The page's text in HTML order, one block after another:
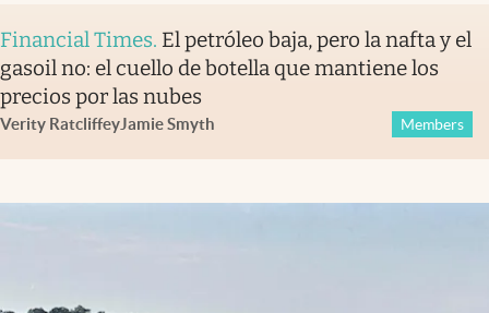
Financial Times. El petróleo baja, pero la nafta y el
gasoil no: el cuello de botella que mantiene los
precios por las nubes
Verity RatcliffeyJamie Smyth Members